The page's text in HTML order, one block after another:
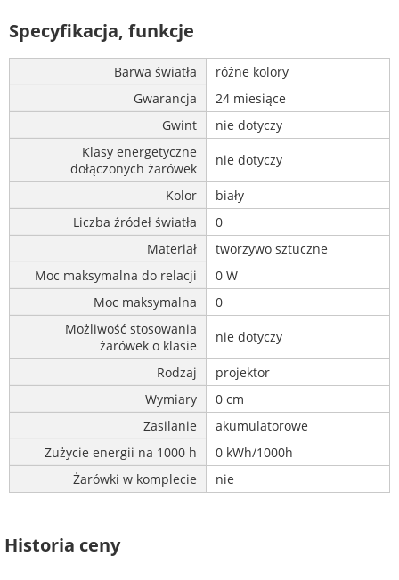
Specyfikacja, funkcje
Barwa światła
różne kolory
Gwarancja
24 miesiące
Gwint
nie dotyczy
Klasy energetyczne
dołączonych żarówek
nie dotyczy
Kolor
biały
Liczba źródeł światła
0
Materiał
tworzywo sztuczne
Moc maksymalna do relacji
0 W
Moc maksymalna
0
Możliwość stosowania
żarówek o klasie
nie dotyczy
Rodzaj
projektor
Wymiary
0 cm
Zasilanie
akumulatorowe
Zużycie energii na 1000 h
0 kWh/1000h
Żarówki w komplecie
nie
Historia ceny